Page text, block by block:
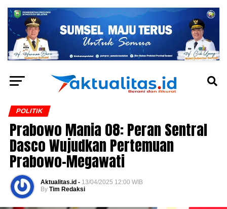
POLITIK
Prabowo Mania 08: Peran Sentral
Dasco Wujudkan Pertemuan
Prabowo-Megawati
Aktualitas.id - 13/04/2025 12:00 WIB
By Tim Redaksi